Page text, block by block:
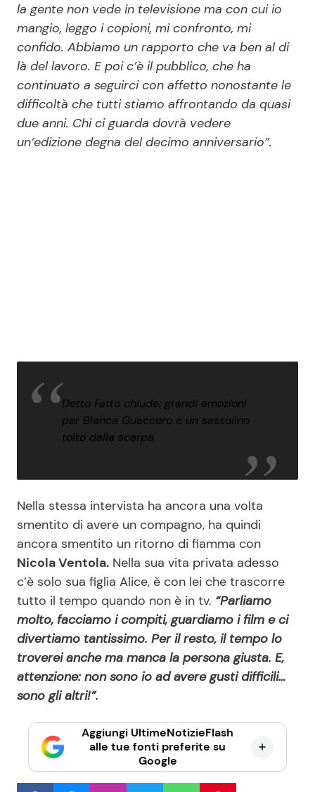
la gente non vede in televisione ma con cui io
mangio, leggo i copioni, mi confronto, mi
confido. Abbiamo un rapporto che va ben al di
là del lavoro. E poi c’è il pubblico, che ha
continuato a seguirci con affetto nonostante le
difficoltà che tutti stiamo affrontando da quasi
due anni. Chi ci guarda dovrà vedere
un’edizione degna del decimo anniversario”.
Detto Fatto chiude: grandi emozioni
per Bianca Guaccero e un sassolino
tolto dalla scarpa
Nella stessa intervista ha ancora una volta
smentito di avere un compagno, ha quindi
ancora smentito un ritorno di fiamma con
Nicola Ventola. Nella sua vita privata adesso
c’è solo sua figlia Alice, è con lei che trascorre
tutto il tempo quando non è in tv. “Parliamo
molto, facciamo i compiti, guardiamo i film e ci
divertiamo tantissimo. Per il resto, il tempo lo
troverei anche ma manca la persona giusta. E,
attenzione: non sono io ad avere gusti difficili…
sono gli altri!”.
Aggiungi UltimeNotizieFlash
alle tue fonti preferite su
Google